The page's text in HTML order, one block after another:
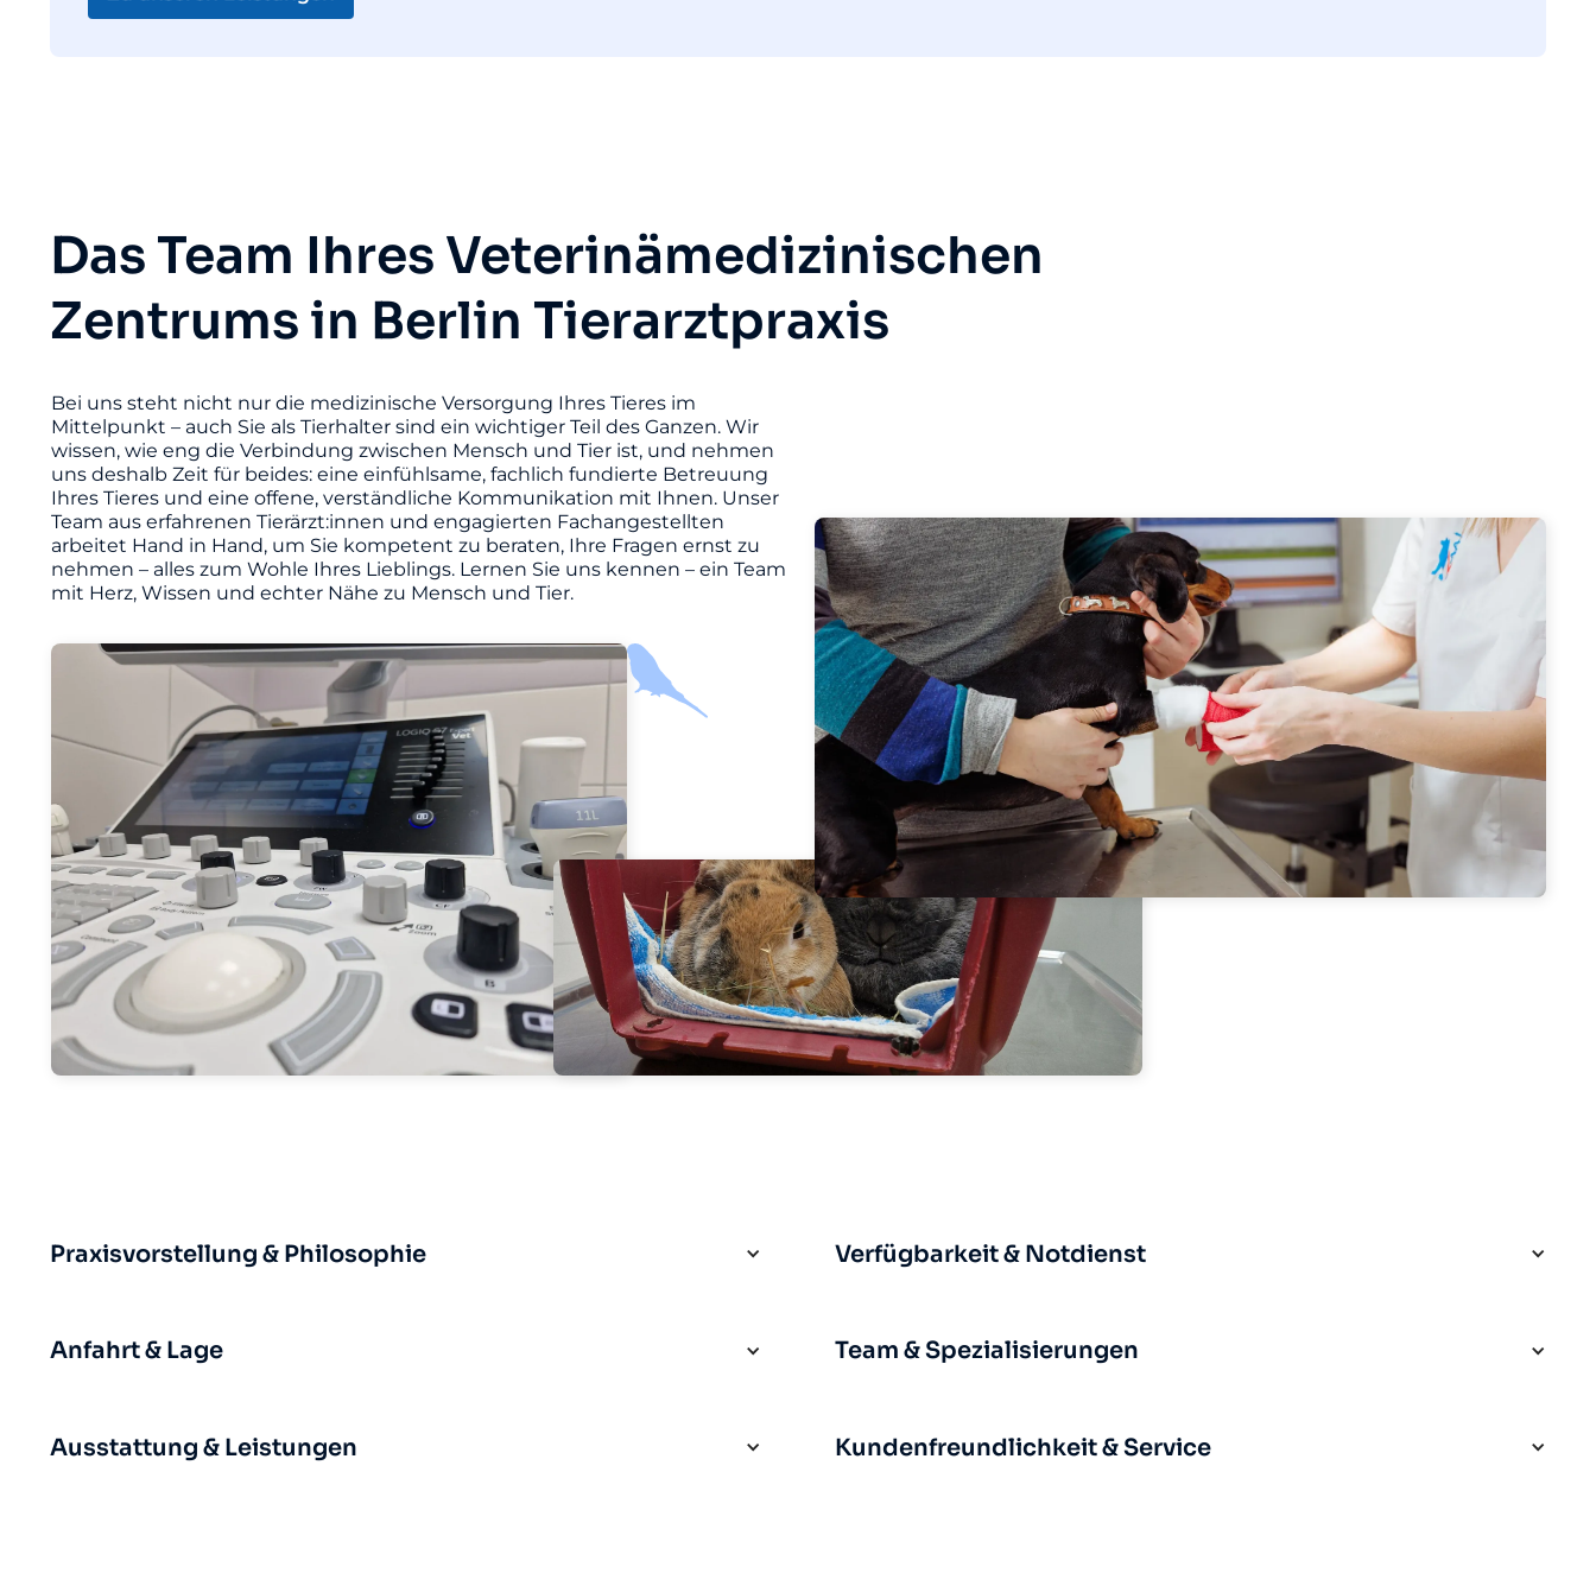
Das Team Ihres Veterinämedizinischen
Zentrums in Berlin Tierarztpraxis
Bei uns steht nicht nur die medizinische Versorgung Ihres Tieres im
Mittelpunkt – auch Sie als Tierhalter sind ein wichtiger Teil des Ganzen. Wir
wissen, wie eng die Verbindung zwischen Mensch und Tier ist, und nehmen
uns deshalb Zeit für beides: eine einfühlsame, fachlich fundierte Betreuung
Ihres Tieres und eine offene, verständliche Kommunikation mit Ihnen. Unser
Team aus erfahrenen Tierärzt:innen und engagierten Fachangestellten
arbeitet Hand in Hand, um Sie kompetent zu beraten, Ihre Fragen ernst zu
nehmen – alles zum Wohle Ihres Lieblings. Lernen Sie uns kennen – ein Team
mit Herz, Wissen und echter Nähe zu Mensch und Tier.
Praxisvorstellung & Philosophie Verfügbarkeit & Notdienst
Anfahrt & Lage Team & Spezialisierungen
Ausstattung & Leistungen Kundenfreundlichkeit & Service